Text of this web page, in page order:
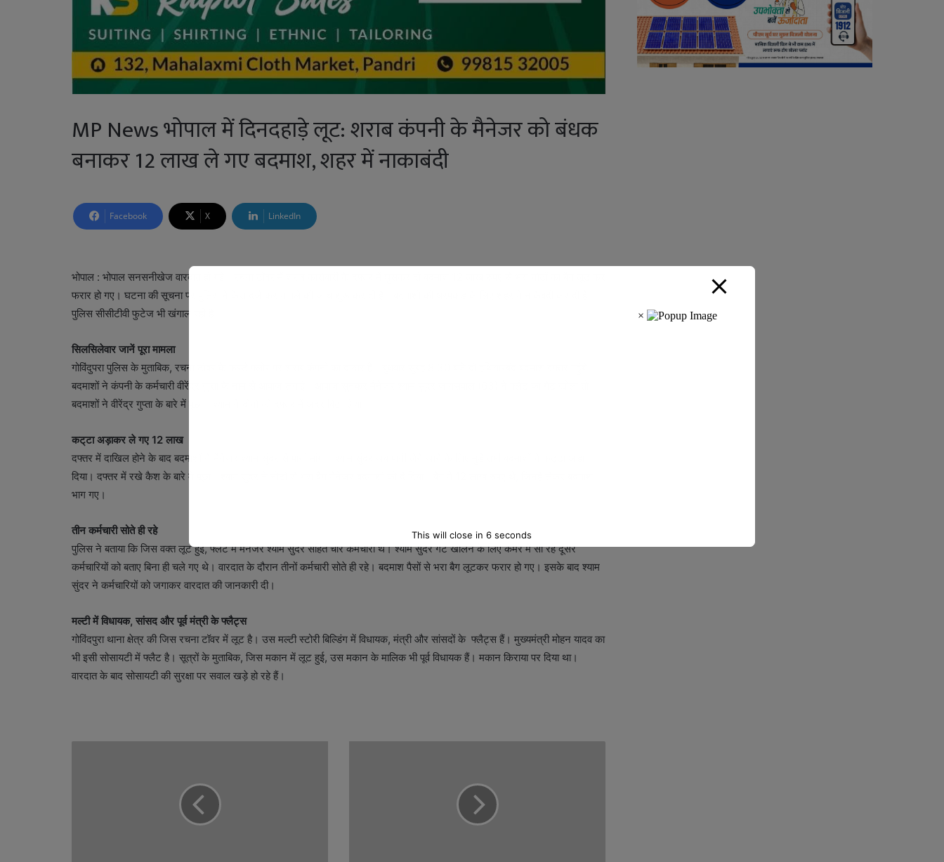
MP News भोपाल में दिनदहाड़े लूट: शराब कंपनी के मैनेजर को बंधक
बनाकर 12 लाख ले गए बदमाश, शहर में नाकाबंदी
Facebook X LinkedIn
भोपाल : भोपाल सनसनीखेज वारदात हो गई। रचना टॉवर में शराब कारोबारी के दफ्तर में घुसकर दो बदमाश 12 लाख रुपए से भरा नोटों का बैग लूट कर
फरार हो गए। घटना की सूचना पर पुलिस ने केस दर्ज कर मामले की जांच शुरू कर दी है। बदमाशों की धरपकड़ के लिए शहर में नाकेबंदी कर दी है।
पुलिस सीसीटीवी फुटेज भी खंगाल रही है।
सिलसिलेवार जानें पूरा मामला
गोविंदुपरा पुलिस के मुताबिक, रचना टॉवर के फर्स्ट फ्लोर पर शराब कंपनी का दफ्तर है। बुधवार सुबह 8.30 बजे दो हथियारबंद बदमाश दफ्तर पहुंचे।
बदमाशों ने कंपनी के कर्मचारी वीरेंद्र गुप्ता के नाम से आवाज लगाई। आवाज सुनकर मैनेजर श्याम सुंदर जायसवाल (63) ने फ्लैट का गेट खोला तो
बदमाशों ने वीरेंद्र गुप्ता के बारे में पूछा। श्याम ने दोनों को दफ्तर में अंदर बिठा लिया।
कट्‌टा अड़ाकर ले गए 12 लाख
दफ्तर में दाखिल होने के बाद बदमाशों ने मैनेजर श्याम सुंदर से पानी मांगा। श्याम सुंदर जब पानी लेने जाने के लिए मुड़े तभी बदमाशों ने कट्‌टा अड़ा
दिया। दफ्तर में रखे कैश के बारे में पूछा। श्याम सुंदर ने नोटों से भरा बैग मैनेजर बदमाशों को दे दिया। बैग में 12 लाख रुपए थे, जिनहें लेकर बदमाश
भाग गए।
तीन कर्मचारी सोते ही रहे
पुलिस ने बताया कि जिस वक्त लूट हुई, फ्लैट में मैनेजर श्याम सुंदर सहित चार कर्मचारी थे। श्याम सुंदर गेट खोलने के लिए कमरे में सो रहे दूसरे
कर्मचारियों को बताए बिना ही चले गए थे। वारदात के दौरान तीनों कर्मचारी सोते ही रहे। बदमाश पैसों से भरा बैग लूटकर फरार हो गए। इसके बाद श्याम
सुंदर ने कर्मचारियों को जगाकर वारदात की जानकारी दी।
मल्टी में विधायक, सांसद और पूर्व मंत्री के फ्लैट्स
गोविंदपुरा थाना क्षेत्र की जिस रचना टॉवर में लूट है। उस मल्टी स्टोरी बिल्डिंग में विधायक, मंत्री और सांसदों के फ्लैट्स हैं। मुख्यमंत्री मोहन यादव का
भी इसी सोसायटी में फ्लैट है। सूत्रों के मुताबिक, जिस मकान में लूट हुई, उस मकान के मालिक भी पूर्व विधायक हैं। मकान किराया पर दिया था।
वारदात के बाद सोसायटी की सुरक्षा पर सवाल खड़े हो रहे हैं।
This will close in5 seconds